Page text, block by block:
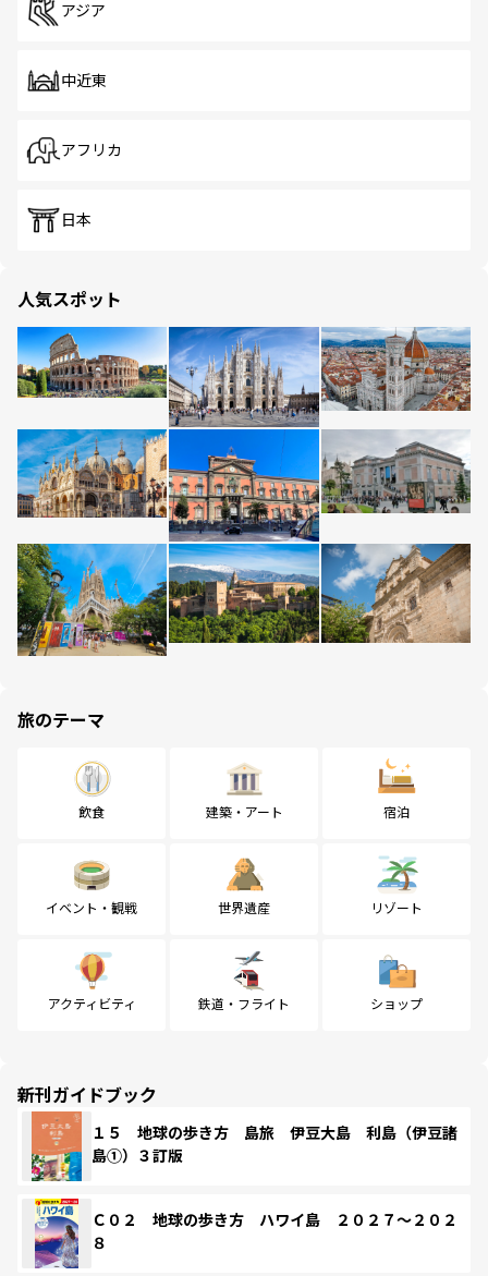
アジア
中近東
アフリカ
日本
人気スポット
旅のテーマ
飲食 建築・アート 宿泊
イベント・観戦 世界遺産 リゾート
アクティビティ 鉄道・フライト ショップ
新刊ガイドブック
１５ 地球の歩き方 島旅 伊豆大島 利島（伊豆諸
島①）３訂版
Ｃ０２ 地球の歩き方 ハワイ島 ２０２７～２０２
８